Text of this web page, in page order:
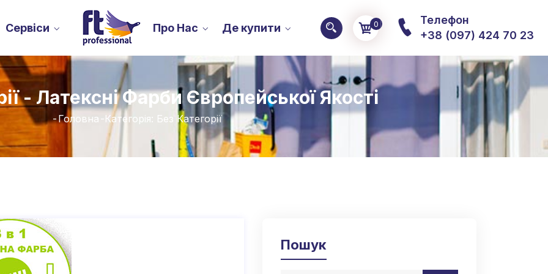
Сервіси Про Нас Де купити 0
Телефон
+38 (097) 424 70 23
- Латексні Фарби Європейської Якості
-Головна -Категорія: Без Категорії
Пошук